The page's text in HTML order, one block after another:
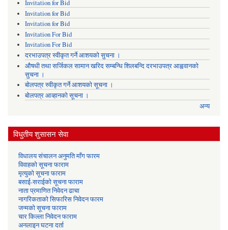
Invitation for Bid
Invitation for Bid
Invitation for Bid
Invitation For Bid
Invitation For Bid
दरभाउपत्र स्वीकृत गर्ने आशयको सुचना ।
औषधी तथा सर्जिकल सामान खरिद सम्बन्धि शिलबन्दि दरभाउपत्र आह्ववानको
सुचना ।
बोलपत्र स्वीकृत गर्ने आशयको सूचना ।
बोलपत्र आव्हानको सूचना ।
अन्य
विधुतीय शुसासन सेवा
विधालय संचालन अनुमति माँग फारम
विवाहको सूचना फाराम
मृत्युको सूचना फाराम
बसाई-सराईको सूचना फाराम
नाता प्रमाणित निवेदन ढाचा
नागरिकताको सिफारिस निवेदन फारम
जन्मको सूचना फाराम
चार किल्ला निवेदन फाराम
अनलाइन घटना दर्ता